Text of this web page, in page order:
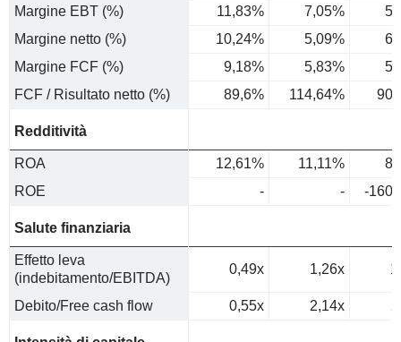
Margine EBT (%)
11,83% 7,05%
Margine netto (%)
10,24% 5,09%
Margine FCF (%)
9,18% 5,83%
FCF / Risultato netto (%)
89,6% 114,64%
Redditività
ROA 12,61% 11,11%
ROE
- - -
Salute finanziaria
Effetto leva
(indebitamento/EBITDA)
0,49x 1,26x
Debito/Free cash flow 0,55x 2,14x